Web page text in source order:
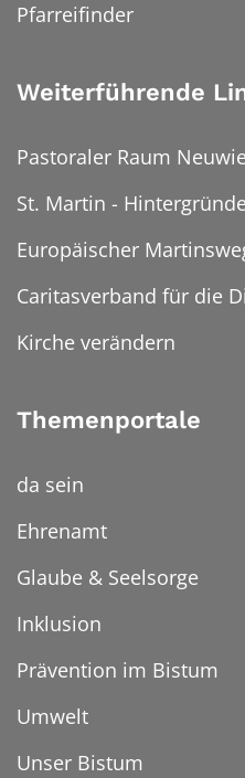
Pfarreifinder
Weiterführende
Pastoraler Raum
St. Martin -
Europäischer
Caritasverband für die
Kirche verändern
Themenportale
da sein
Ehrenamt
Glaube & Seelsorge
Inklusion
Prävention im Bistum
Umwelt
Unser Bistum